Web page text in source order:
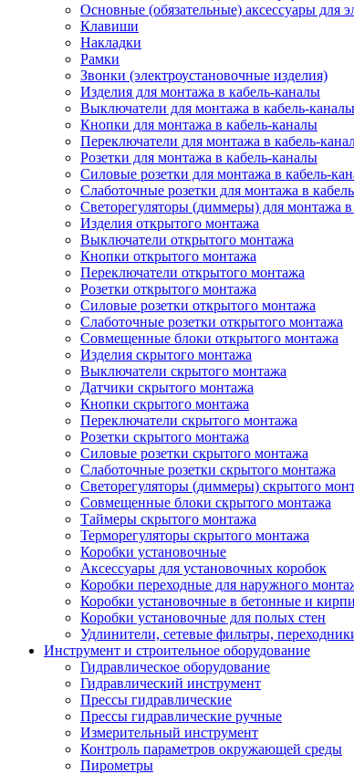
Основные (обязательные) аксессуары для
Клавиши
Накладки
Рамки
Звонки (электроустановочные изделия)
Изделия для монтажа в кабель-каналы
Выключатели для монтажа в кабель-каналы
Кнопки для монтажа в кабель-каналы
Переключатели для монтажа в кабель-
Розетки для монтажа в кабель-каналы
Силовые розетки для монтажа в кабель-
Слаботочные розетки для монтажа в
Светорегуляторы (диммеры) для монтажа
Изделия открытого монтажа
Выключатели открытого монтажа
Кнопки открытого монтажа
Переключатели открытого монтажа
Розетки открытого монтажа
Силовые розетки открытого монтажа
Слаботочные розетки открытого монтажа
Совмещенные блоки открытого монтажа
Изделия скрытого монтажа
Выключатели скрытого монтажа
Датчики скрытого монтажа
Кнопки скрытого монтажа
Переключатели скрытого монтажа
Розетки скрытого монтажа
Силовые розетки скрытого монтажа
Слаботочные розетки скрытого монтажа
Светорегуляторы (диммеры) скрытого
Совмещенные блоки скрытого монтажа
Таймеры скрытого монтажа
Терморегуляторы скрытого монтажа
Коробки установочные
Аксессуары для установочных коробок
Коробки переходные для наружного
Коробки установочные в бетонные и
Коробки установочные для полых стен
Удлинители, сетевые фильтры,
Инструмент и строительное оборудование
Гидравлическое оборудование
Гидравлический инструмент
Прессы гидравлические
Прессы гидравлические ручные
Измерительный инструмент
Контроль параметров окружающей среды
Пирометры